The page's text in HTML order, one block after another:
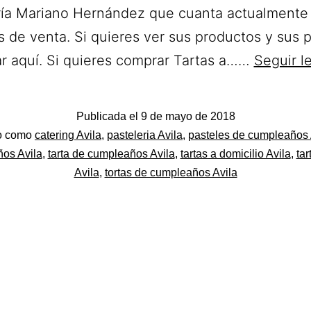
Mariano Hernández que cuanta
de venta. Si quieres ver sus productos y sus
aquí. Si quieres comprar Tartas a…… Seguir
Publicada el 9 de mayo de 2018
como catering Avila, pasteleria Avila, pasteles de cumpleaños
Avila, tarta de cumpleaños Avila, tartas a domicilio Avila,
Avila, tortas de cumpleaños Avila